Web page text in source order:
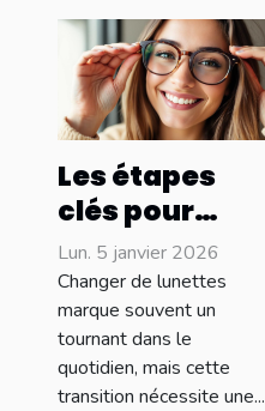
Les étapes
clés pour
s'adapter
parfaitement
à de nouvelles
lunettes
Lun. 5 janvier 2026
Changer de lunettes
marque souvent un
tournant dans le
quotidien, mais cette
transition nécessite une...